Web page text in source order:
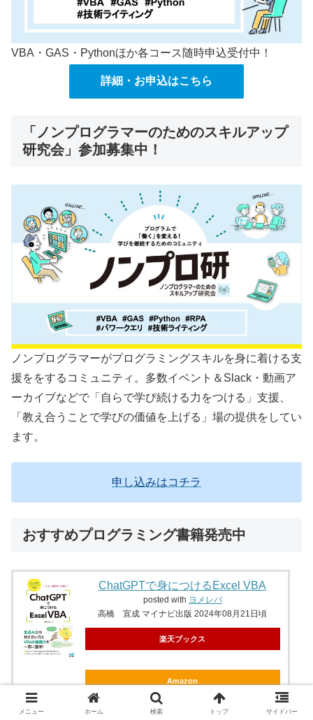
VBA・GAS・Pythonほか各コース随時申込受付中！
詳細・お申込はこちら
「ノンプログラマーのためのスキルアップ
研究会」参加募集中！
ノンプログラマーがプログラミングスキルを身に着ける支
援ををするコミュニティ。多数イベント＆Slack・動画ア
ーカイブなどで「自らで学び続ける力をつける」支援、
「教え合うことで学びの価値を上げる」場の提供をしてい
ます。
申し込みはコチラ
おすすめプログラミング書籍発売中
ChatGPTで身につけるExcel VBA
posted with ヨメレバ
高橋 宣成 マイナビ出版 2024年08月21日頃
楽天ブックス
Amazon
メニュー ホーム 検索 トップ サイドバー